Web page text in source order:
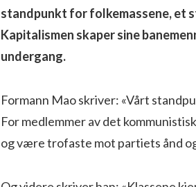
standpunkt for folkemassene, et
Kapitalismen skaper sine
undergang.
Formann Mao skriver: «Vårt
For medlemmer av det
og være trofaste mot partiets ånd